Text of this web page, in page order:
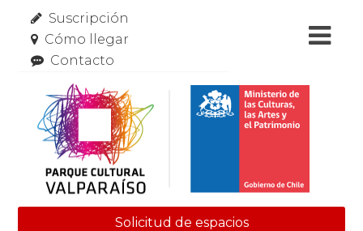
Suscripción
Cómo llegar
Contacto
Solicitud de espacios